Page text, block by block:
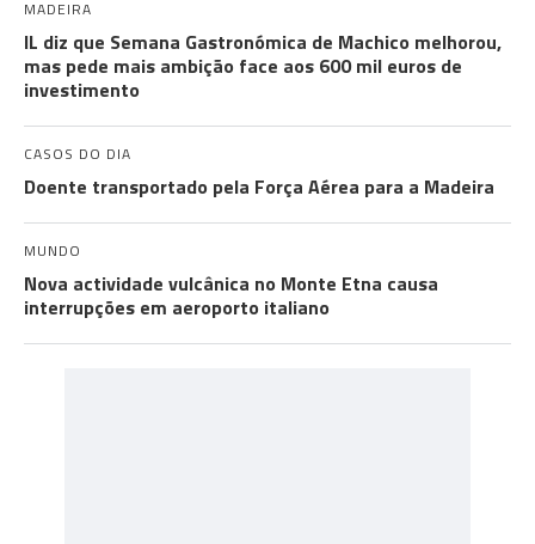
MADEIRA
IL diz que Semana Gastronómica de Machico melhorou,
mas pede mais ambição face aos 600 mil euros de
investimento
CASOS DO DIA
Doente transportado pela Força Aérea para a Madeira
MUNDO
Nova actividade vulcânica no Monte Etna causa
interrupções em aeroporto italiano